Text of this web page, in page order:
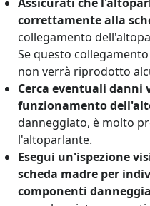
correttamente alla
collegamento
Se questo
non verrà riprodotto
Cerca eventuali danni
funzionamento
danneggiato, è molto
l'altoparlante.
Esegui un'ispezione
scheda madre per
componenti